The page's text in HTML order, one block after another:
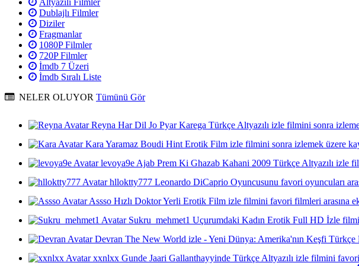
Altyazılı Filmler
Dublajlı Filmler
Diziler
Fragmanlar
1080P Filmler
720P Filmler
İmdb 7 Üzeri
İmdb Sıralı Liste
NELER OLUYOR Tümünü Gör
Reyna Har Dil Jo Pyar Karega Türkçe Altyazılı izle filmini sonra
Kara Yaramaz Boudi Hint Erotik Film izle filmini sonra izlemek üzere
levoya9e Ajab Prem Ki Ghazab Kahani 2009 Türkçe Altyazılı izle
hlloktty777 Leonardo DiCaprio Oyuncusunu favori oyuncuları
Assso Hızlı Doktor Yerli Erotik Film izle filmini favori filmleri arasına
Sukru_mehmet1 Uçurumdaki Kadın Erotik Full HD İzle
Devran The New World izle - Yeni Dünya: Amerika'nın Keşfi Türkçe
xxnlxx Gunde Jaari Gallanthayyinde Türkçe Altyazılı izle filmini favori